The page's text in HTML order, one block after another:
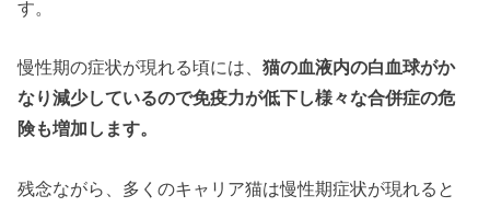
す。
慢性期の症状が現れる頃には、猫の血液内の白血球がか
なり減少しているので免疫力が低下し様々な合併症の危
険も増加します。
残念ながら、多くのキャリア猫は慢性期症状が現れると